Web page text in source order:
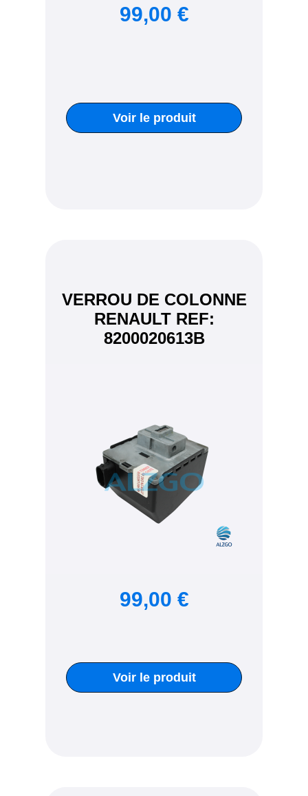
99,00 €
Voir le produit
VERROU DE COLONNE
RENAULT REF:
8200020613B
99,00 €
Voir le produit